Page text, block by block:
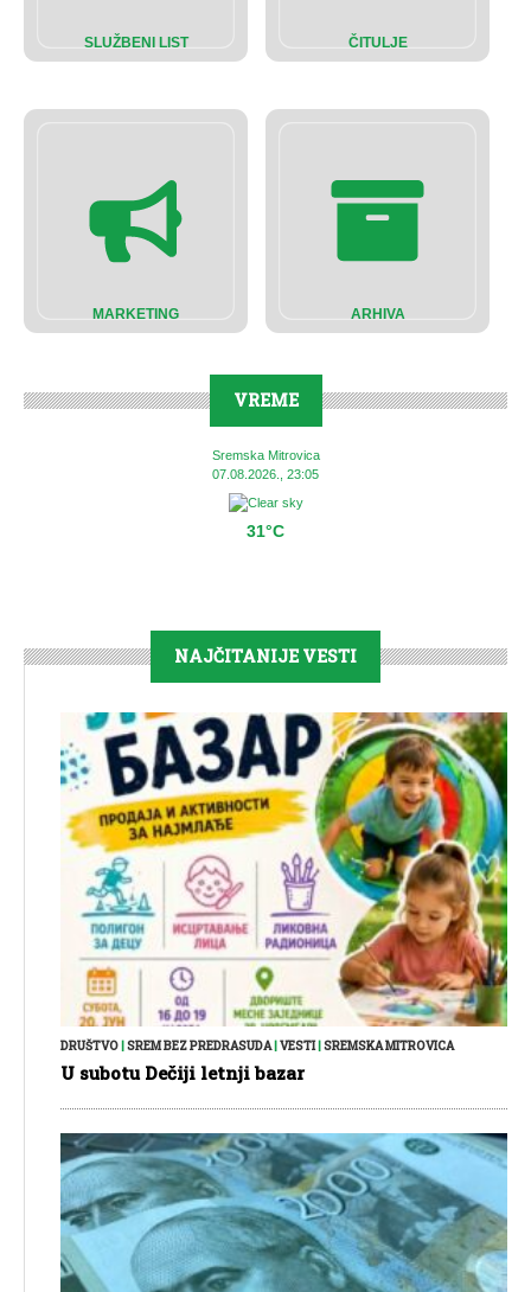
SLUŽBENI LIST ČITULJE
MARKETING ARHIVA
VREME
Sremska Mitrovica
07.08.2026., 23:05
31°C
NAJČITANIJE VESTI
DRUŠTVO|SREM BEZ PREDRASUDA|VESTI|SREMSKA MITROVICA
U subotu Dečiji letnji bazar